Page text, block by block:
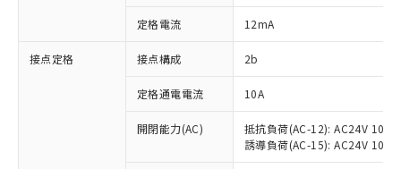
定格電流 12mA
接点定格 接点構成 2b
定格通電電流 10A
開閉能力(AC)
抵抗負荷(AC-12): AC24V 10A/
誘導負荷(AC-15): AC24V
ご利用条件
以下の条件をお読みいただき、同意のうえ
対応済み：EU RoHS指令（10物質）の
非含有に対応した製品が提供可能な商品で
対応予定：EU RoHS指令（10物質）の非含
有に対応した製品に切り替える予定のある
対応予定なし：EU RoHS指令（10物質）の
非含有に非対応の商品で、対応品を出す予